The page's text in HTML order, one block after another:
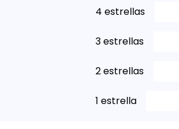
4 estrellas
3 estrellas
2 estrellas
1 estrella